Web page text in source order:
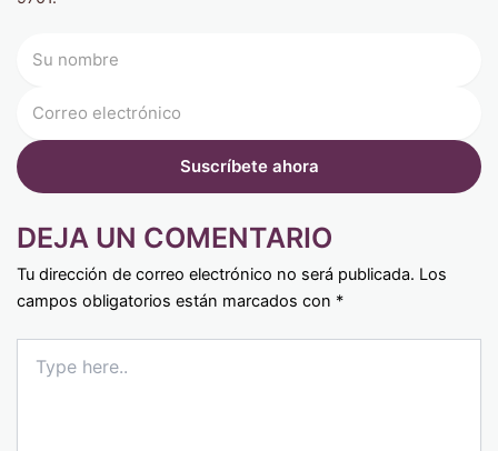
DEJA UN COMENTARIO
Tu dirección de correo electrónico no será publicada. Los
campos obligatorios están marcados con *
here..